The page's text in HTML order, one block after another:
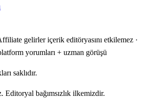
gelirler içerik editöryasını etkilemez ·
yorumları + uzman görüşü
saklıdır.
Editoryal bağımsızlık ilkemizdir.